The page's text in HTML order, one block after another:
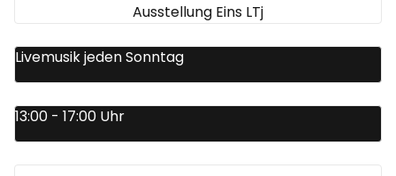
Ausstellung Eins LTj
Livemusik jeden Sonntag
13:00 - 17:00 Uhr